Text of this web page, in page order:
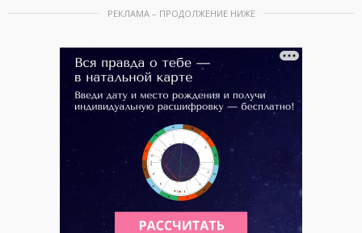
РЕКЛАМА – ПРОДОЛЖЕНИЕ НИЖЕ